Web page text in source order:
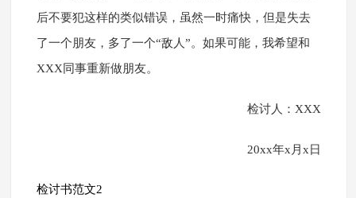
后不要犯这样的类似错误，虽然一时痛快，但是失去
了一个朋友，多了一个“敌人”。如果可能，我希望和
XXX同事重新做朋友。
检讨人：XXX
20xx年x月x日
检讨书范文2